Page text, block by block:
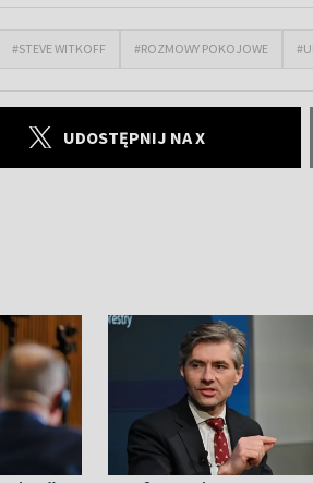
#STEVE WITKOFF #ROZMOWY POKOJOWE
UDOSTĘPNIJ NA X